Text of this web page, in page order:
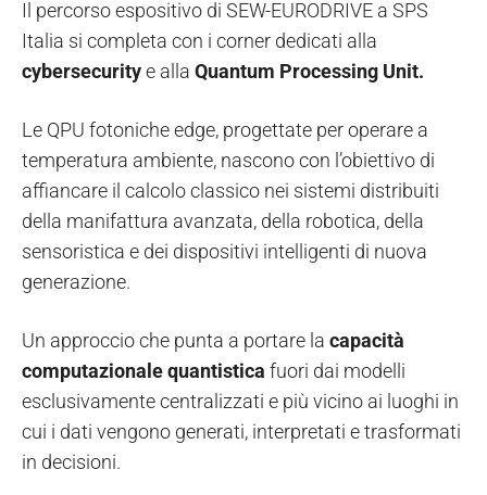
Il percorso espositivo di SEW-EURODRIVE a SPS
Italia si completa con i corner dedicati alla
cybersecuritye alla Quantum Processing Unit.
Le QPU fotoniche edge, progettate per operare a
temperatura ambiente, nascono con l’obiettivo di
affiancare il calcolo classico nei sistemi distribuiti
della manifattura avanzata, della robotica, della
sensoristica e dei dispositivi intelligenti di nuova
generazione.
Un approccio che punta a portare la capacità
computazionale quantistica fuori dai modelli
esclusivamente centralizzati e più vicino ai luoghi in
cui i dati vengono generati, interpretati e trasformati
in decisioni.